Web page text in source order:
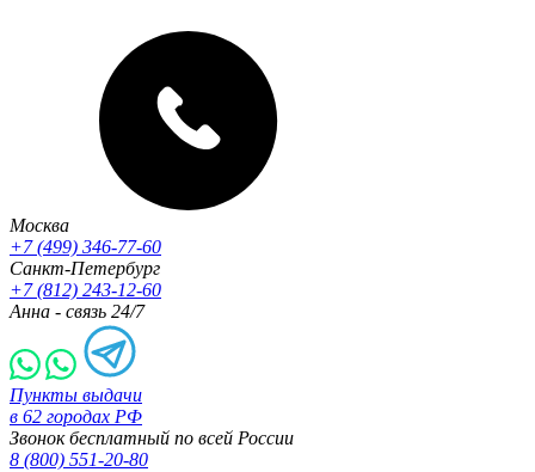
Москва
+7 (499) 346-77-60
Санкт-Петербург
+7 (812) 243-12-60
Анна - связь 24/7
Пункты выдачи
в 62 городах РФ
Звонок бесплатный по всей России
8 (800) 551-20-80